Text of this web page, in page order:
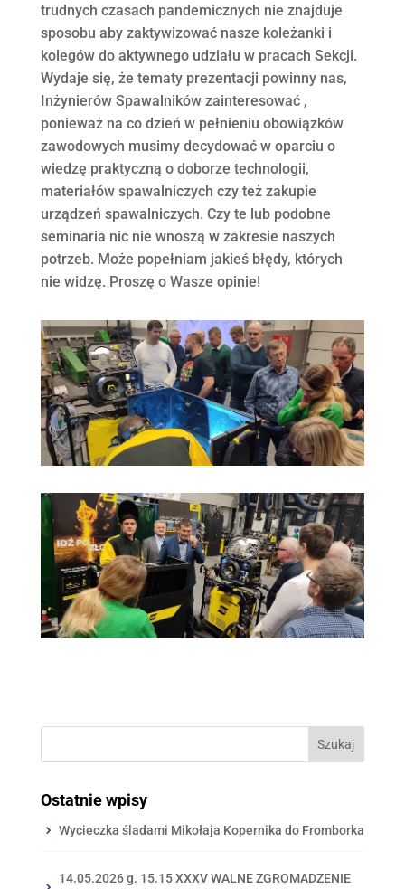
trudnych czasach pandemicznych nie znajduje
sposobu aby zaktywizować nasze koleżanki i
kolegów do aktywnego udziału w pracach Sekcji.
Wydaje się, że tematy prezentacji powinny nas,
Inżynierów Spawalników zainteresować ,
ponieważ na co dzień w pełnieniu obowiązków
zawodowych musimy decydować w oparciu o
wiedzę praktyczną o doborze technologii,
materiałów spawalniczych czy też zakupie
urządzeń spawalniczych. Czy te lub podobne
seminaria nic nie wnoszą w zakresie naszych
potrzeb. Może popełniam jakieś błędy, których
nie widzę. Proszę o Wasze opinie!
Ostatnie wpisy
Wycieczka śladami Mikołaja Kopernika do Fromborka
14.05.2026 g. 15.15 XXXV WALNE ZGROMADZENIE